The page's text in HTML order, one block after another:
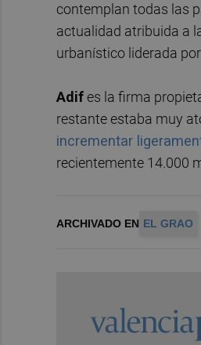
contemplan todas las
actualidad atribuida a
urbanístico liderada
Adif es la firma
restante estaba muy
incrementar
recientemente 14.000
ARCHIVADO EN EL GRAO